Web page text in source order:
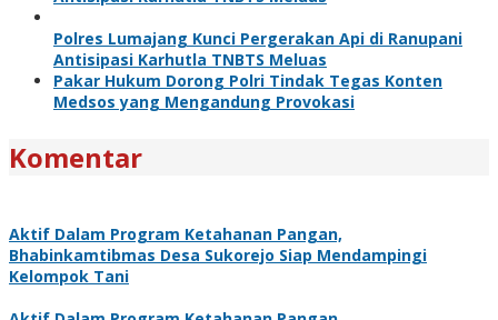
Polres Lumajang Kunci Pergerakan Api di Ranupani
Antisipasi Karhutla TNBTS Meluas
Pakar Hukum Dorong Polri Tindak Tegas Konten
Medsos yang Mengandung Provokasi
Komentar
Aktif Dalam Program Ketahanan Pangan,
Bhabinkamtibmas Desa Sukorejo Siap Mendampingi
Kelompok Tani